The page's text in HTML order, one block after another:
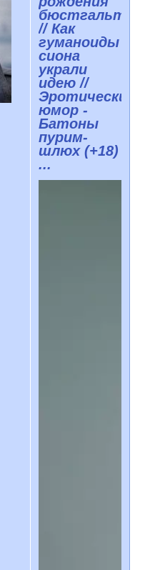
бюстгальтера
// Как
гуманоиды
сиона
украли
идею //
Эротический
юмор -
Батоны
пурим-
шлюх (+18)
...